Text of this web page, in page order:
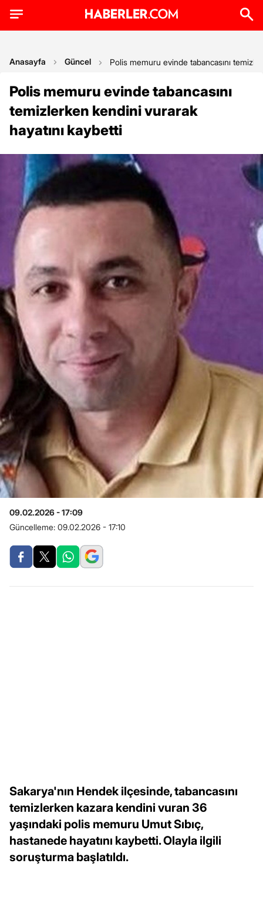
Anasayfa Güncel Polis memuru evinde tabancasını
Polis memuru evinde tabancasını
temizlerken kendini vurarak
hayatını kaybetti
09.02.2026 - 17:09
Güncelleme: 09.02.2026 - 17:10
Sakarya'nın Hendek ilçesinde, tabancasını
temizlerken kazara kendini vuran 36
yaşındaki polis memuru Umut Sıbıç,
hastanede hayatını kaybetti. Olayla ilgili
soruşturma başlatıldı.